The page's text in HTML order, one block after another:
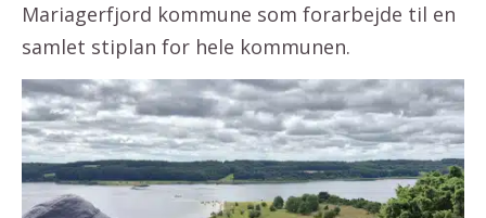
Mariagerfjord kommune som forarbejde til en
samlet stiplan for hele kommunen.